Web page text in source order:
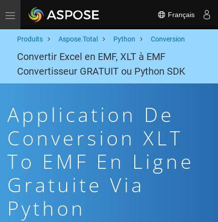
Toggle navigation Français
Produits Aspose.Total Python Conversion
Convertir Excel en EMF, XLT à EMF
Convertisseur GRATUIT ou Python SDK
Application De
Conversion XLT
To EMF En Ligne
Gratuite Via
Python